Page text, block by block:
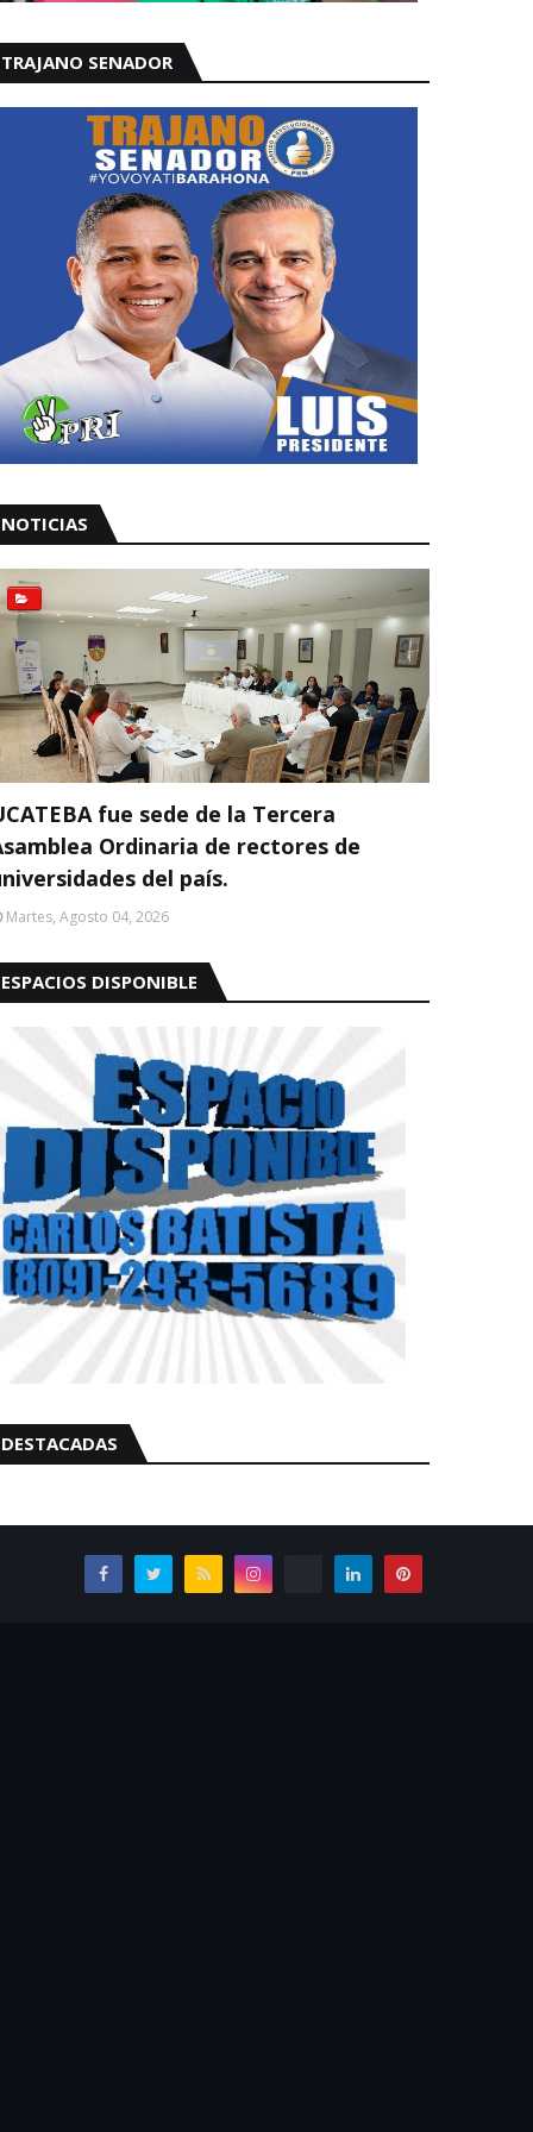
TRAJANO SENADOR
NOTICIAS
fue sede de la Tercera
Ordinaria de rectores de
del país.
Martes, Agosto 04, 2026
ESPACIOS DISPONIBLE
DESTACADAS